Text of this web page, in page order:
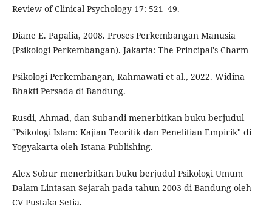
Review of Clinical Psychology 17: 521–49.
Diane E. Papalia, 2008. Proses Perkembangan Manusia
(Psikologi Perkembangan). Jakarta: The Principal's Charm
Psikologi Perkembangan, Rahmawati et al., 2022. Widina
Bhakti Persada di Bandung.
Rusdi, Ahmad, dan Subandi menerbitkan buku berjudul
"Psikologi Islam: Kajian Teoritik dan Penelitian Empirik" di
Yogyakarta oleh Istana Publishing.
Alex Sobur menerbitkan buku berjudul Psikologi Umum
Dalam Lintasan Sejarah pada tahun 2003 di Bandung oleh
CV Pustaka Setia.